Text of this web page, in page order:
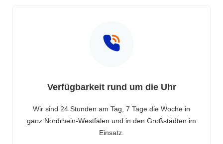
Verfügbarkeit rund um die Uhr
Wir sind 24 Stunden am Tag, 7 Tage die Woche in
ganz Nordrhein-Westfalen und in den Großstädten im
Einsatz.